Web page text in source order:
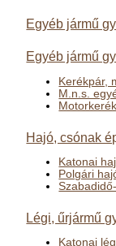
Egyéb jármű
Egyéb jármű
Kerékpár,
M.n.s.
Hajó, csónak
Katonai
Polgári
Légi, űrjármű
Katonai